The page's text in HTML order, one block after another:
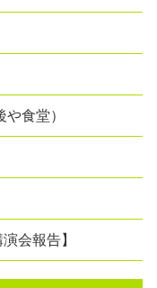
食堂）
会報告】